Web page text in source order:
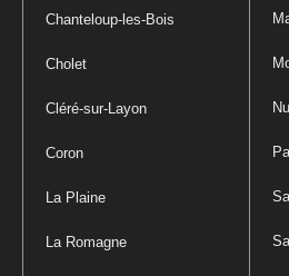
Chanteloup-les-Bois
Cholet
Cléré-sur-Layon
Coron
La Plaine
La Romagne